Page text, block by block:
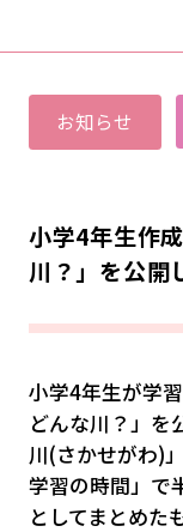
お知らせ
小学4年生作
川？」を公開
小学4年生が学
どんな川？」を
川(さかせがわ)
学習の時間」で
としてまとめた